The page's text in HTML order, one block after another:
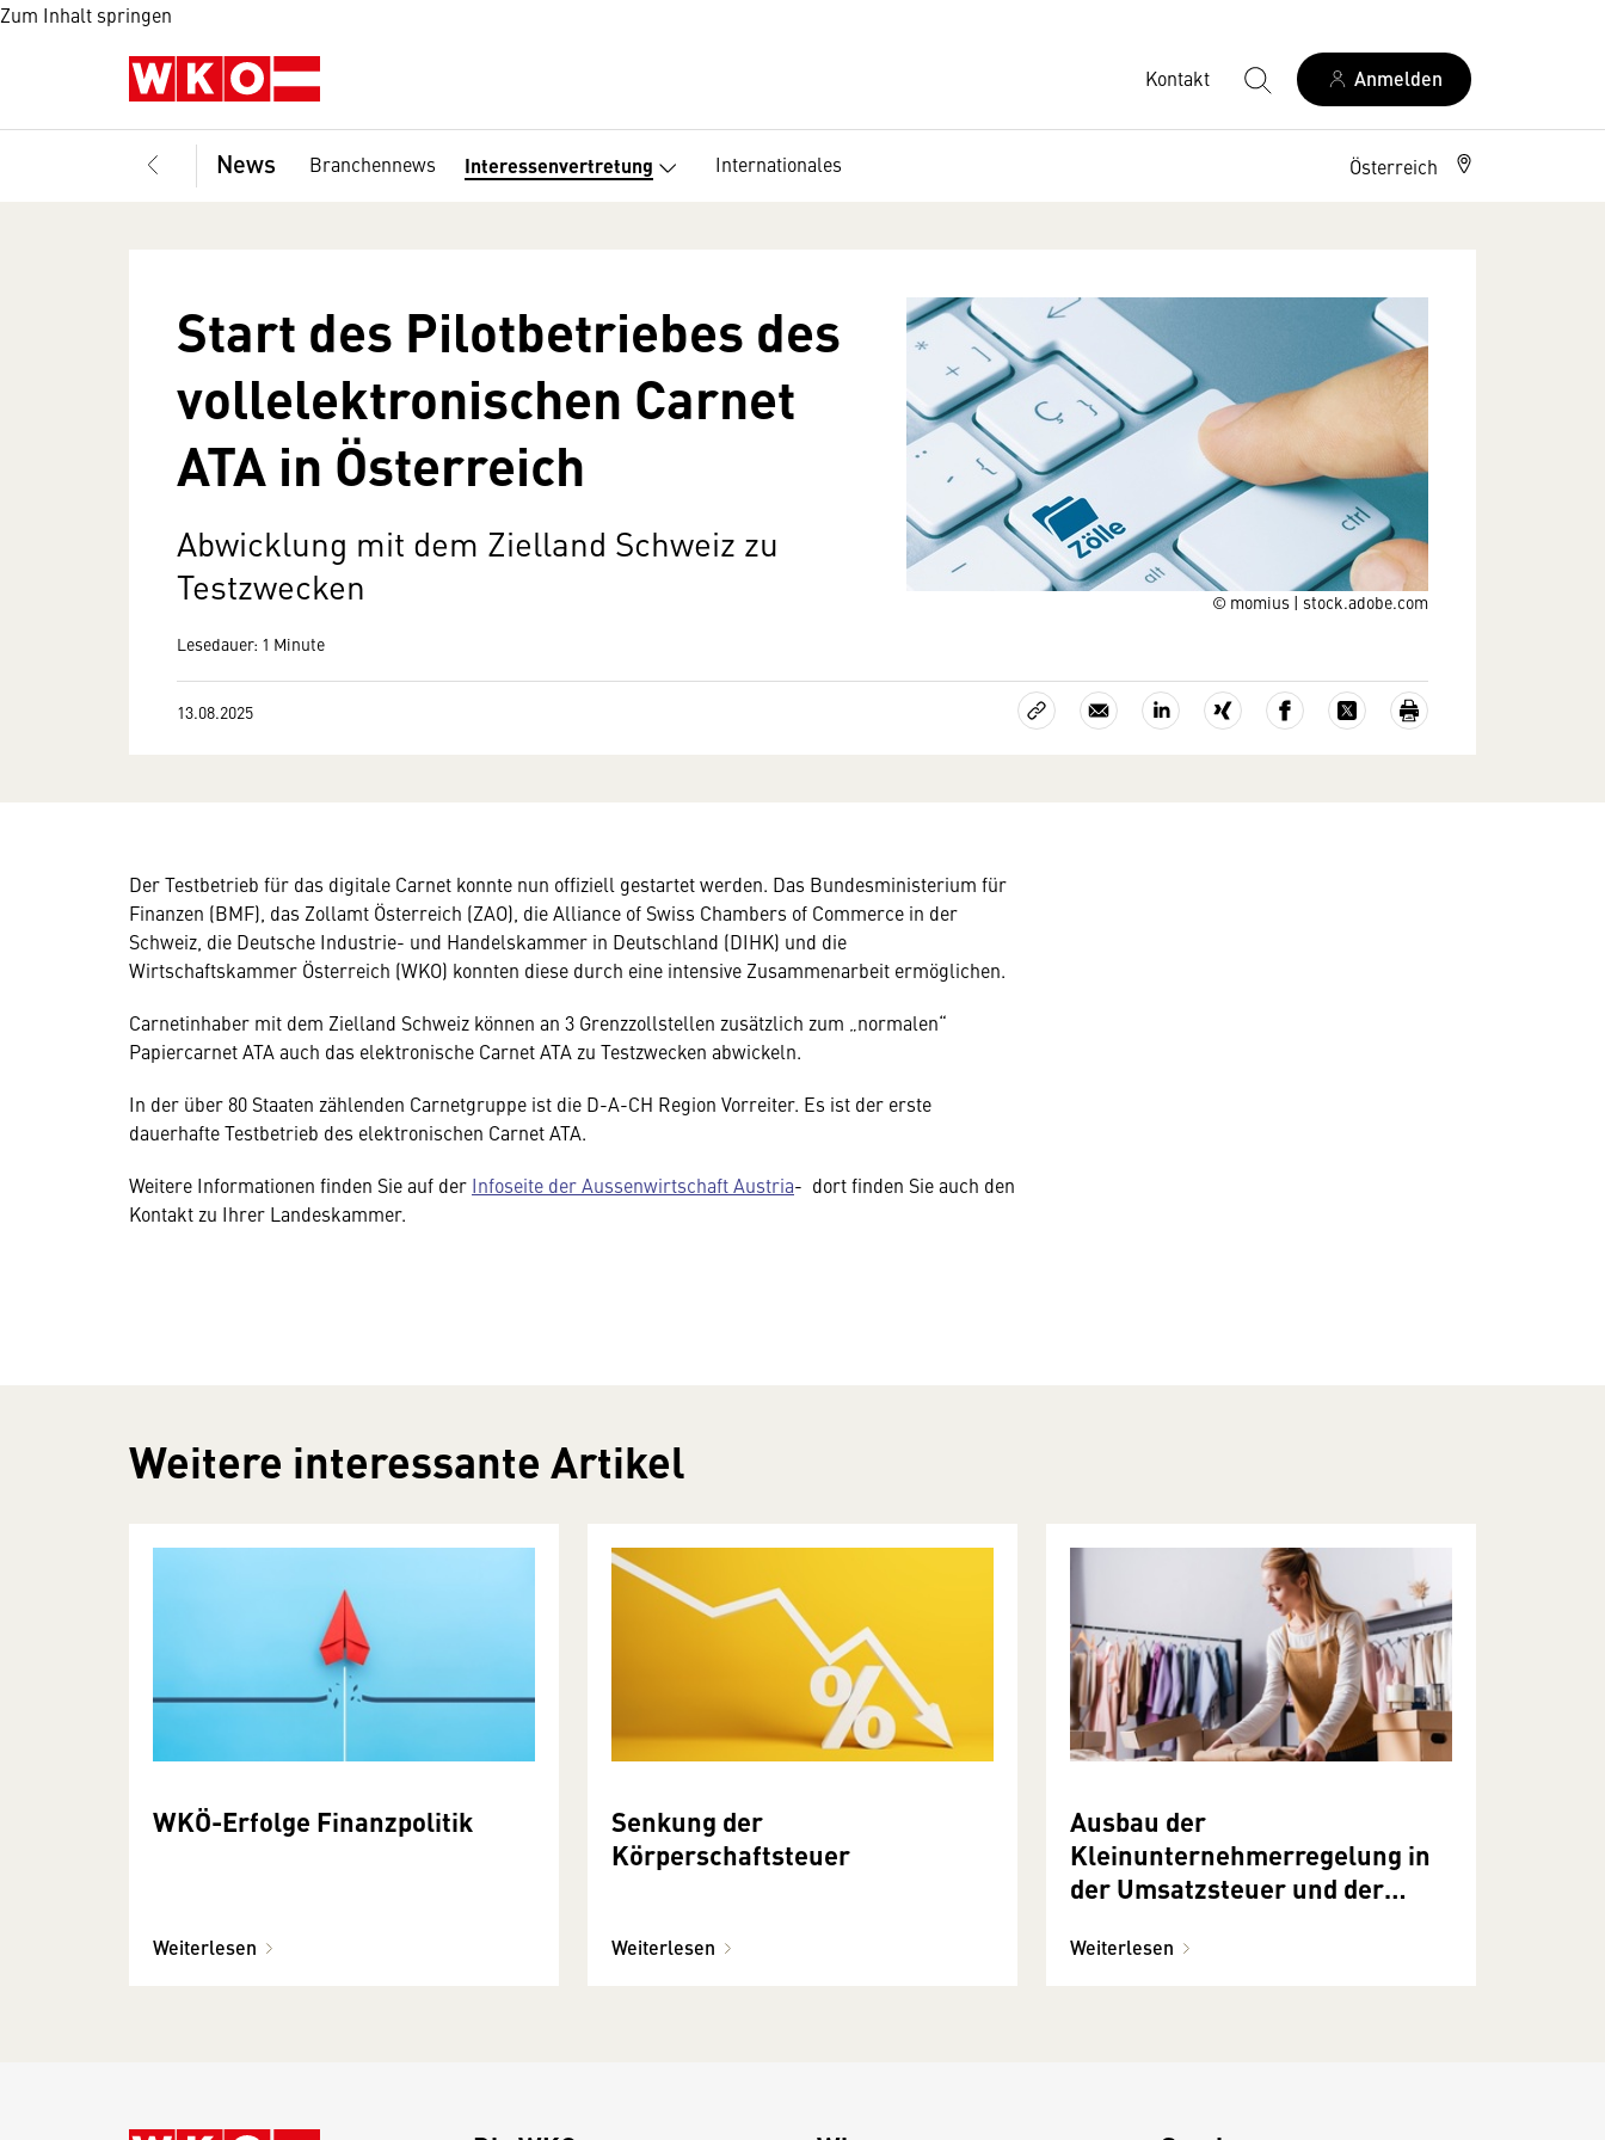
Zum Inhalt springen
Kontakt Anmelden
News Branchennews Interessenvertretung Internationales Österreich
© momius | stock.adobe.com
Start des Pilotbetriebes des
vollelektronischen Carnet
ATA in Österreich
Abwicklung mit dem Zielland Schweiz zu
Testzwecken
Lesedauer: 1 Minute
13.08.2025
Der Testbetrieb für das digitale Carnet konnte nun offiziell gestartet werden. Das Bundesministerium für
Finanzen (BMF), das Zollamt Österreich (ZAO), die Alliance of Swiss Chambers of Commerce in der
Schweiz, die Deutsche Industrie- und Handelskammer in Deutschland (DIHK) und die
Wirtschaftskammer Österreich (WKO) konnten diese durch eine intensive Zusammenarbeit ermöglichen.
Carnetinhaber mit dem Zielland Schweiz können an 3 Grenzzollstellen zusätzlich zum „normalen“
Papiercarnet ATA auch das elektronische Carnet ATA zu Testzwecken abwickeln.
In der über 80 Staaten zählenden Carnetgruppe ist die D-A-CH Region Vorreiter. Es ist der erste
dauerhafte Testbetrieb des elektronischen Carnet ATA.
Weitere Informationen finden Sie auf der Infoseite der Aussenwirtschaft Austria- dort finden Sie auch den
Kontakt zu Ihrer Landeskammer.
Weitere interessante Artikel
WKÖ-Erfolge Finanzpolitik
Weiterlesen
Senkung der
Körperschaftsteuer
Weiterlesen
Ausbau der
Kleinunternehmerregelung in
der Umsatzsteuer und der
ng in der Einkommensteuer
Weiterlesen